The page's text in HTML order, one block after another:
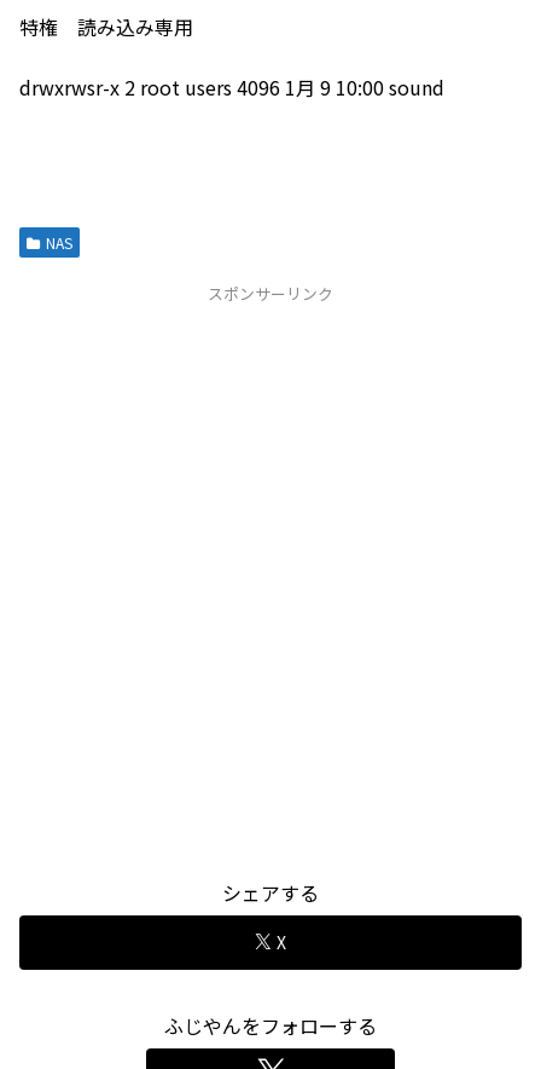
特権 読み込み専用
drwxrwsr-x 2 root users 4096 1月 9 10:00 sound
NAS
スポンサーリンク
シェアする
X
ふじやんをフォローする